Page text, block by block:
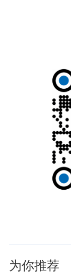
为你推荐